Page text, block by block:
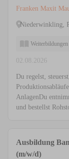
Franken Maxit
Niederwinkling,
Weiterbildungen
02.08.2026
Du regelst,
AnlagenDu
und bestellst
Ausbildung
(m/w/d)